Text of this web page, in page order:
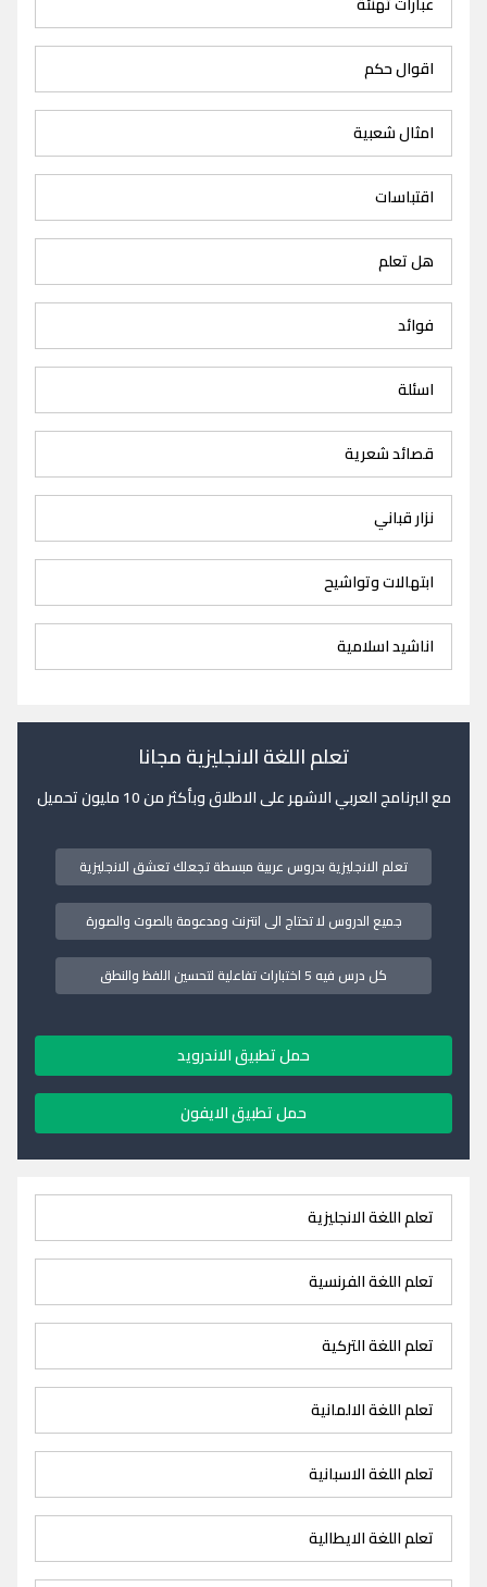
اقوال حكم
امثال شعبية
اقتباسات
هل تعلم
فوائد
اسئلة
قصائد شعرية
نزار قباني
ابتهالات وتواشيح
اناشيد اسلامية
تعلم اللغة الانجليزية مجانا
مع البرنامج العربي الاشهر على الاطلاق وبأكثر من 10 مليون تحميل
تعلم الانجليزية بدروس عربية مبسطة تجعلك تعشق الانجليزية
جميع الدروس لا تحتاج الى انترنت ومدعومة بالصوت والصورة
كل درس فيه 5 اختبارات تفاعلية لتحسين اللفظ والنطق
حمل تطبيق الاندرويد
حمل تطبيق الايفون
تعلم اللغة الانجليزية
تعلم اللغة الفرنسية
تعلم اللغة التركية
تعلم اللغة الالمانية
تعلم اللغة الاسبانية
تعلم اللغة الايطالية